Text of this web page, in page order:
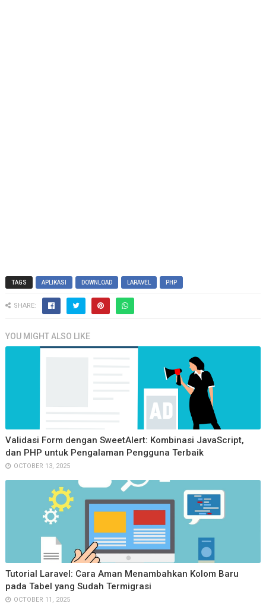
TAGS APLIKASI DOWNLOAD LARAVEL PHP
SHARE:
YOU MIGHT ALSO LIKE
Validasi Form dengan SweetAlert: Kombinasi JavaScript,
dan PHP untuk Pengalaman Pengguna Terbaik
OCTOBER 13, 2025
Tutorial Laravel: Cara Aman Menambahkan Kolom Baru
pada Tabel yang Sudah Termigrasi
OCTOBER 11, 2025